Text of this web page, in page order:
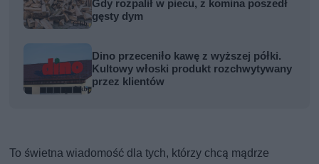
Gdy rozpalił w piecu, z komina poszedł
gęsty dym
Dino przeceniło kawę z wyższej półki.
Kultowy włoski produkt rozchwytywany
przez klientów
To świetna wiadomość dla tych, którzy chcą mądrze